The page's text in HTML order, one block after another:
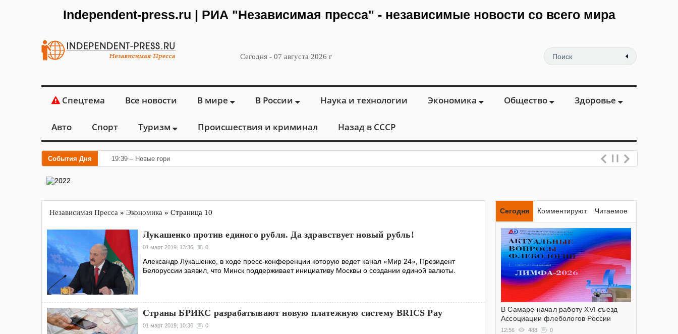
Independent-press.ru | РИА "Независимая пресса" - независимые новости со всего мира
Сегодня - 07 августа 2026 г
Спецтема Все новости В мире В России Наука и технологии Экономика Общество Здоровье
Авто Спорт Туризм Происшествия и криминал Назад в СССР
События Дня 19:39 – Новые горизонты флебологии: в Москве от
Независимая Пресса » Экономика » Страница 10
Лукашенко против единого рубля. Да здравствует новый рубль!
01 март 2019, 13:36 0
Александр Лукашенко, в ходе пресс-конференции которую ведет канал «Мир 24», Президент
Белоруссии заявил, что Минск поддерживает инициативу Москвы о создании единой валюты.
Страны БРИКС разрабатывают новую платежную систему BRICS Pay
01 март 2019, 10:36 0
Сегодня Комментируют Читаемое
В Самаре начал работу XVI съезд
Ассоциации флебологов России
12:56 488 0